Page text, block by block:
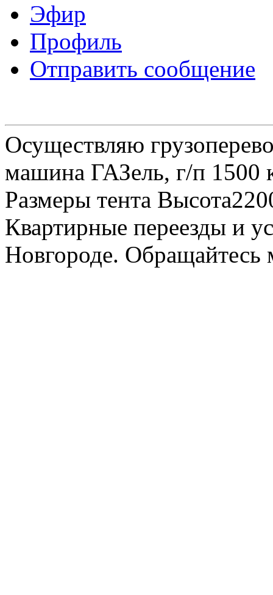
Эфир
Профиль
Отправить сообщение
Осуществляю
машина ГАЗель, г/п 1500
Размеры тента
Квартирные переезды и
Новгороде.